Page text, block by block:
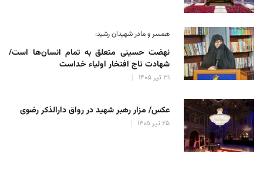
همسر و مادر شهیدان رشید:
نهضت حسینی متعلق به تمام انسان‌ها است/
شهادت تاج افتخار اولیاء خداست
۳۱ تیر ۱۴۰۵
عکس/ مزار رهبر شهید در رواق دارالذکر رضوی
۲۵ تیر ۱۴۰۵